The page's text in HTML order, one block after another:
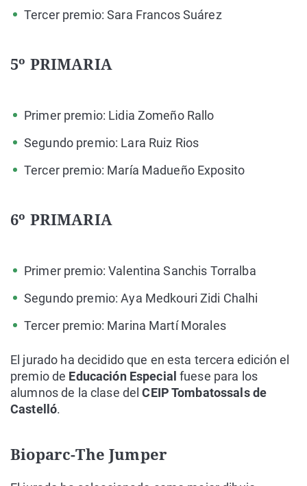
Tercer premio: Sara Francos Suárez
5º PRIMARIA
Primer premio: Lidia Zomeño Rallo
Segundo premio: Lara Ruiz Rios
Tercer premio: María Madueño Exposito
6º PRIMARIA
Primer premio: Valentina Sanchis Torralba
Segundo premio: Aya Medkouri Zidi Chalhi
Tercer premio: Marina Martí Morales
El jurado ha decidido que en esta tercera edición el
premio de Educación Especialfuese para los
alumnos de la clase delCEIP Tombatossals de
Castelló.
Bioparc-The Jumper